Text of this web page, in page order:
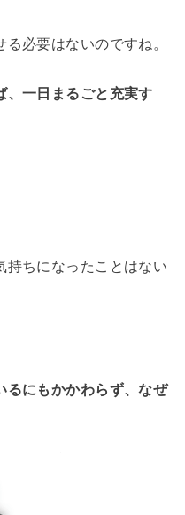
必要はないのですね。
、一日まるごと充実す
持ちになったことはない
るにもかかわらず、なぜ